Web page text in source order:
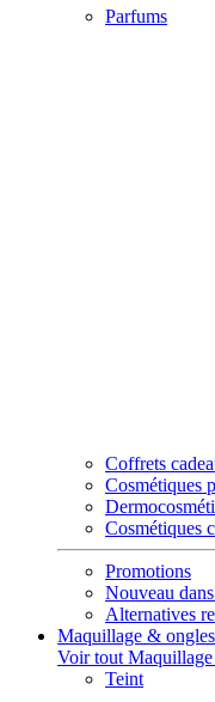
Parfums
Coffrets
Cosmétiques
Cosmétiques
Promotions
Nouveau
Alternatives
Maquillage & ongles
Voir tout
Teint